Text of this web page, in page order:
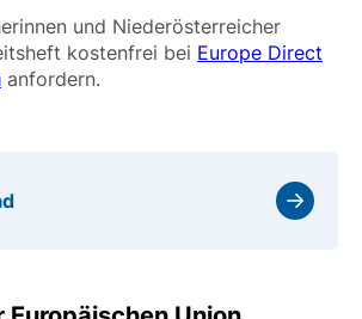
und Niederösterreicher
kostenfrei bei Europe Direct
anfordern.